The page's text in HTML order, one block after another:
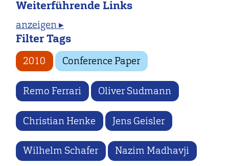
Weiterführende Links
anzeigen ▸
Filter Tags
2010 Conference Paper
Remo Ferrari Oliver Sudmann
Christian Henke Jens Geisler
Wilhelm Schafer Nazim Madhavji